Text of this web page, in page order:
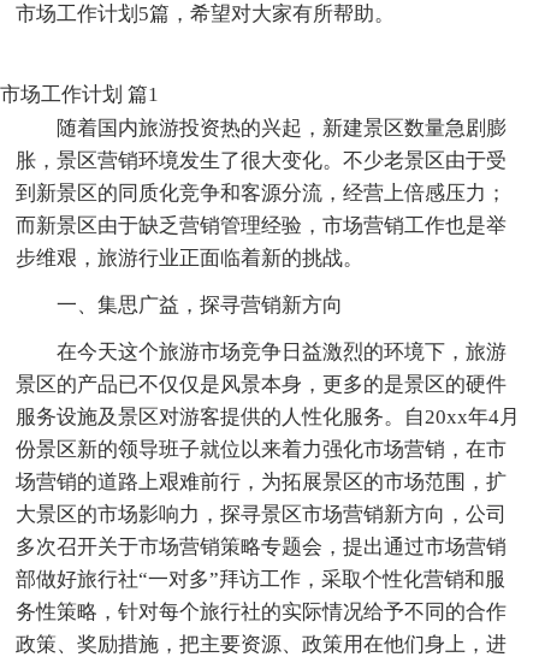
市场工作计划5篇，希望对大家有所帮助。
市场工作计划 篇1
随着国内旅游投资热的兴起，新建景区数量急剧膨
胀，景区营销环境发生了很大变化。不少老景区由于受
到新景区的同质化竞争和客源分流，经营上倍感压力；
而新景区由于缺乏营销管理经验，市场营销工作也是举
步维艰，旅游行业正面临着新的挑战。
一、集思广益，探寻营销新方向
在今天这个旅游市场竞争日益激烈的环境下，旅游
景区的产品已不仅仅是风景本身，更多的是景区的硬件
服务设施及景区对游客提供的人性化服务。自20xx年4月
份景区新的领导班子就位以来着力强化市场营销，在市
场营销的道路上艰难前行，为拓展景区的市场范围，扩
大景区的市场影响力，探寻景区市场营销新方向，公司
多次召开关于市场营销策略专题会，提出通过市场营销
部做好旅行社“一对多”拜访工作，采取个性化营销和服
务性策略，针对每个旅行社的实际情况给予不同的合作
政策、奖励措施，把主要资源、政策用在他们身上，进